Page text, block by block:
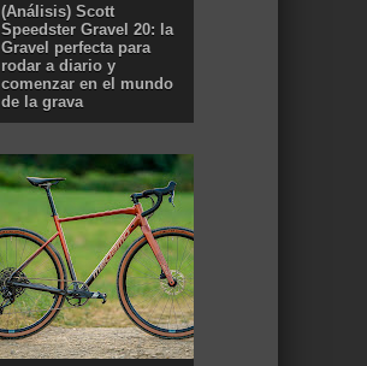
(Análisis) Scott
Speedster Gravel 20: la
Gravel perfecta para
rodar a diario y
comenzar en el mundo
de la grava